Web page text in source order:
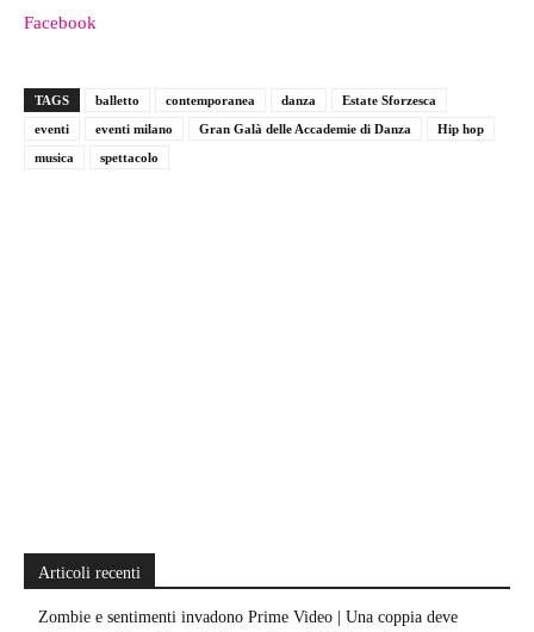
Facebook
TAGS balletto contemporanea danza
Estate Sforzesca
eventi
eventi milano Gran Galà delle Accademie di Danza
Hip hop
musica
spettacolo
Articoli recenti
Zombie e sentimenti invadono Prime Video | Una coppia deve